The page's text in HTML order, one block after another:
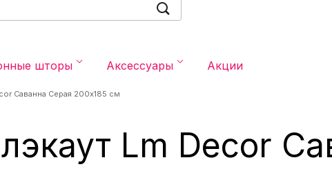
шторы Аксессуары Акции
Саванна Серая 200x185 см
Lm Decor